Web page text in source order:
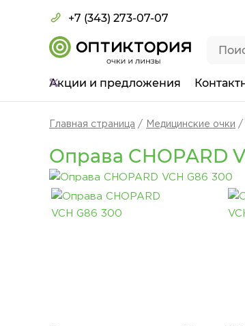
+7 (343) 273-07-07
Акции и предложения
Главная страница Медицинские очки
Оправа CHOPARD